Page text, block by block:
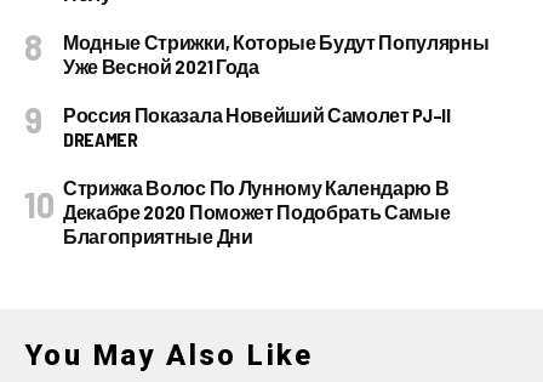
Модные Стрижки, Которые Будут Популярны
Уже Весной 2021 Года
Россия Показала Новейший Самолет PJ–II
DREAMER
Стрижка Волос По Лунному Календарю В
Декабре 2020 Поможет Подобрать Самые
Благоприятные Дни
You May Also Like